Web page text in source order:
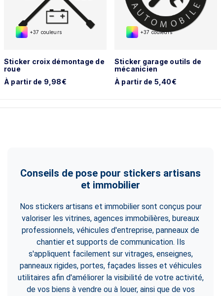
+37 couleurs
Sticker croix démontage de
roue
À partir de 9,98€
+37 couleurs
Sticker garage outils de
mécanicien
À partir de 5,40€
Conseils de pose pour stickers artisans
et immobilier
Nos stickers artisans et immobilier sont conçus pour
valoriser les vitrines, agences immobilières, bureaux
professionnels, véhicules d'entreprise, panneaux de
chantier et supports de communication. Ils
s'appliquent facilement sur vitrages, enseignes,
panneaux rigides, portes, façades lisses et véhicules
utilitaires afin d'améliorer la visibilité de votre activité,
de vos biens à vendre ou à louer, ainsi que de vos